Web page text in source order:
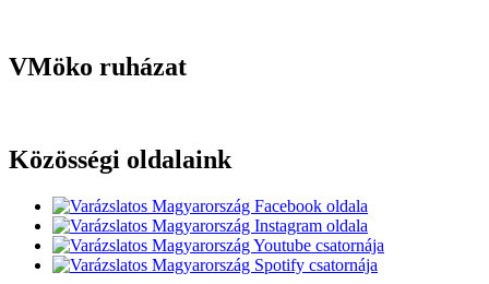
VMöko ruházat
Közösségi oldalaink